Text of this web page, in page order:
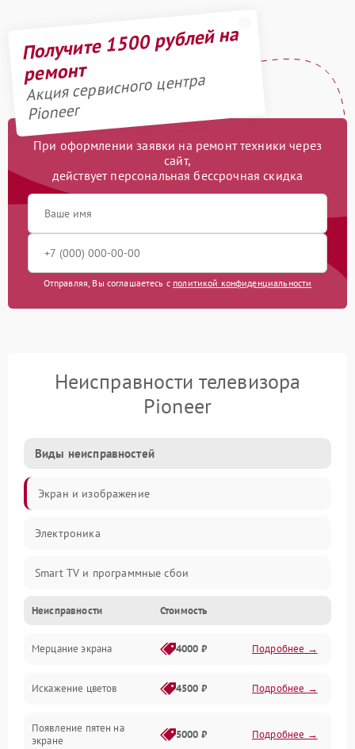
Получите 1500 рублей на
ремонт
Акция сервисного центра
Pioneer
При оформлении заявки на ремонт техники через
сайт,
действует персональная бессрочная скидка
Отправляя, Вы соглашаетесь с политикой конфиденциальности
Неисправности телевизора
Pioneer
Виды неисправностей
Экран и изображение
Электроника
Smart TV и программные сбои
Питание и запуск
Подсветка и LED-модули
Звук и аудиосистема
Сигнал и приём каналов
Неисправности Стоимость
Мерцание экрана 4000 ₽ Подробнее →
Искажение цветов 4500 ₽ Подробнее →
Появление пятен на
экране
5000 ₽ Подробнее →